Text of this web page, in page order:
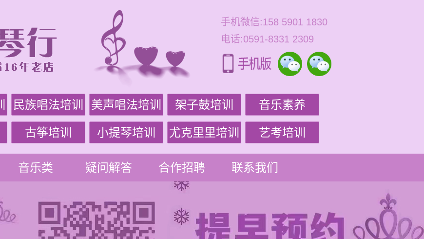
手机微信:158 5901 1830
电话:0591-8331 2309
民族唱法培训 美声唱法培训 架子鼓培训 音乐素养
古筝培训 小提琴培训 尤克里里培训 艺考培训
音乐类 疑问解答 合作招聘 联系我们